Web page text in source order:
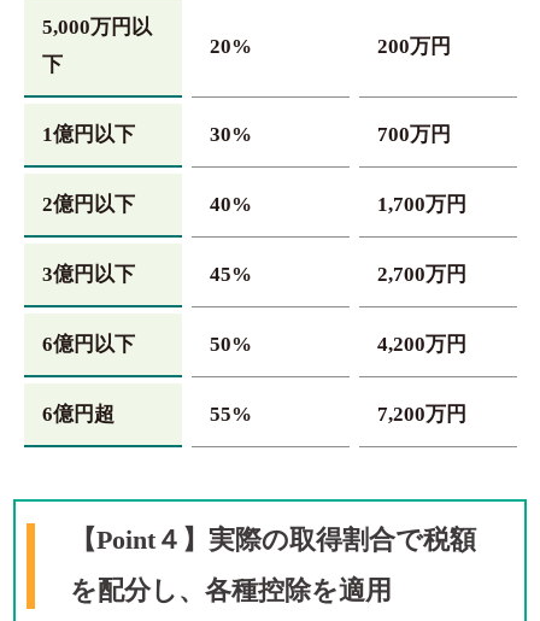
5,000万円以
下
20% 200万円
1億円以下 30% 700万円
2億円以下 40% 1,700万円
3億円以下 45% 2,700万円
6億円以下 50% 4,200万円
6億円超 55% 7,200万円
【Point４】実際の取得割合で税額
を配分し、各種控除を適用